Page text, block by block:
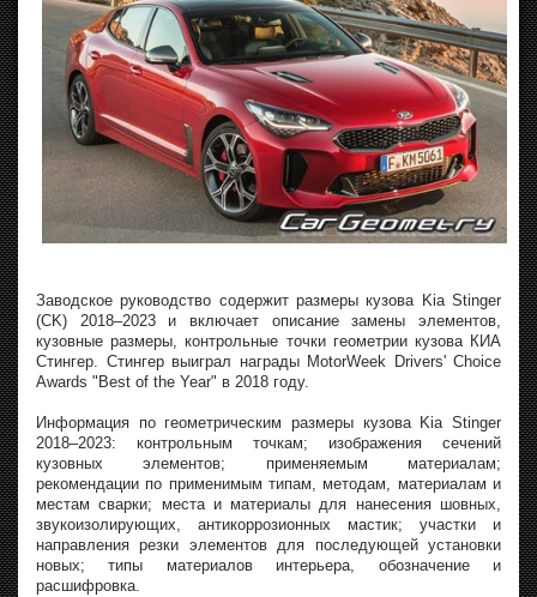
Заводское руководство содержит размеры кузова Kia Stinger
(CK) 2018–2023 и включает описание замены элементов,
кузовные размеры, контрольные точки геометрии кузова КИА
Стингер. Стингер выиграл награды MotorWeek Drivers' Choice
Awards "Best of the Year" в 2018 году.
Информация по геометрическим размеры кузова Kia Stinger
2018–2023: контрольным точкам; изображения сечений
кузовных элементов; применяемым материалам;
рекомендации по применимым типам, методам, материалам и
местам сварки; места и материалы для нанесения шовных,
звукоизолирующих, антикоррозионных мастик; участки и
направления резки элементов для последующей установки
новых; типы материалов интерьера, обозначение и
расшифровка.